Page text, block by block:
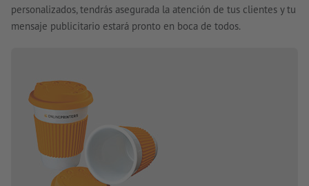
personalizados, tendrás asegurada la atención de tus clientes y tu
mensaje publicitario estará pronto en boca de todos.